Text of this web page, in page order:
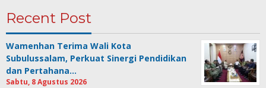
Recent Post
Wamenhan Terima Wali Kota
Subulussalam, Perkuat Sinergi Pendidikan
dan Pertahana…
Sabtu, 8 Agustus 2026